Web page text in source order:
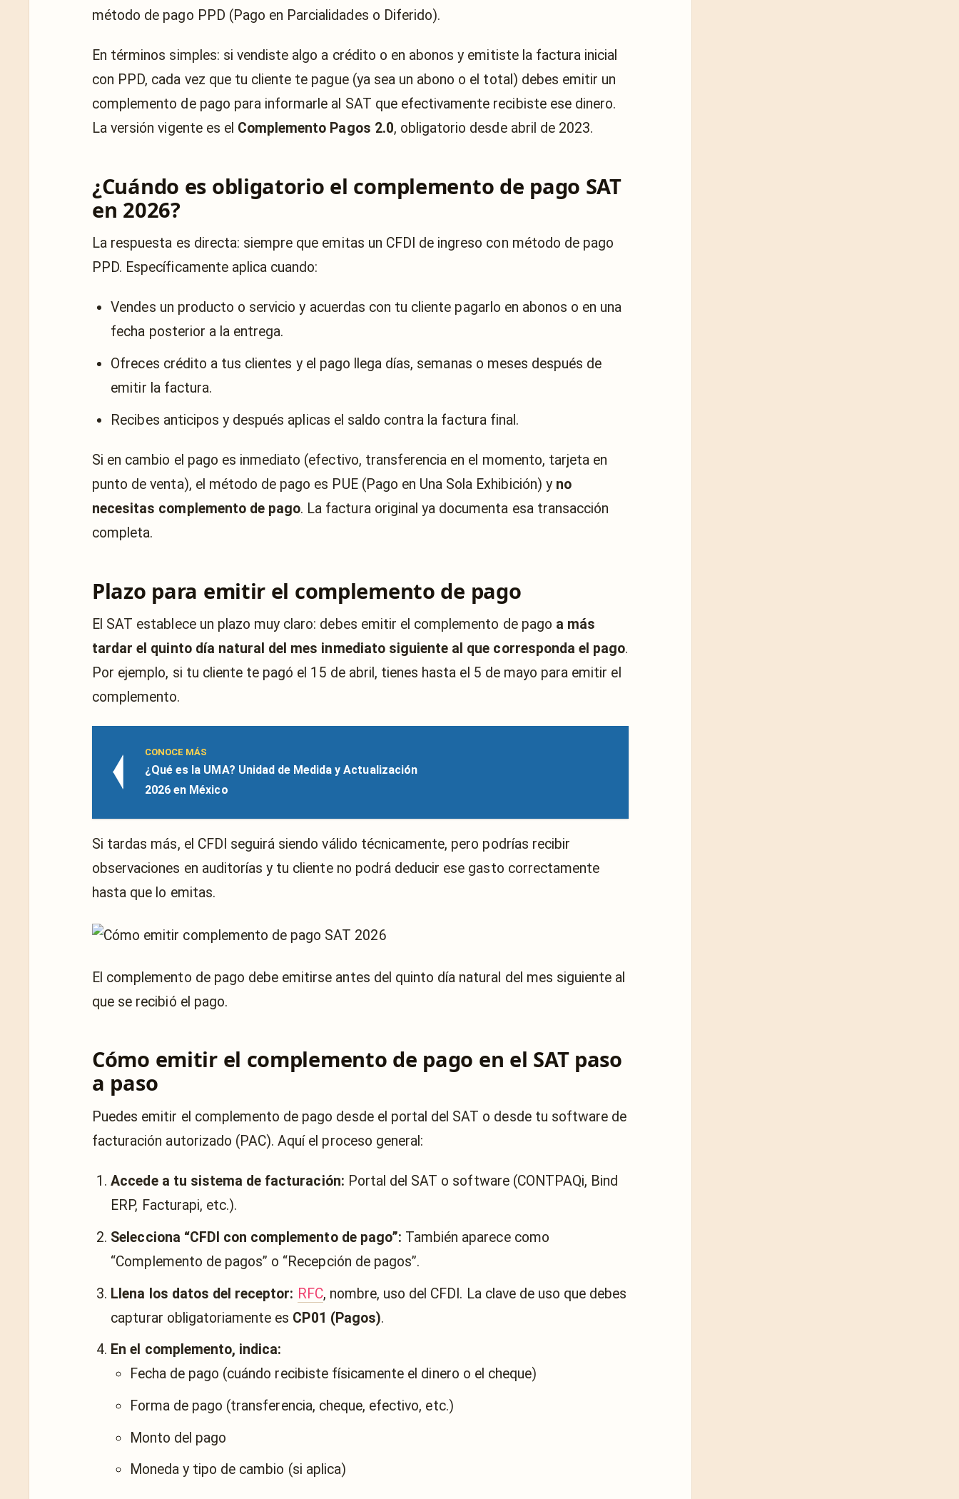
método de pago PPD (Pago en Parcialidades o Diferido).
En términos simples: si vendiste algo a crédito o en abonos y emitiste la factura inicial
con PPD, cada vez que tu cliente te pague (ya sea un abono o el total) debes emitir un
complemento de pago para informarle al SAT que efectivamente recibiste ese dinero.
La versión vigente es el Complemento Pagos 2.0, obligatorio desde abril de 2023.
¿Cuándo es obligatorio el complemento de pago SAT
en 2026?
La respuesta es directa: siempre que emitas un CFDI de ingreso con método de pago
PPD. Específicamente aplica cuando:
Vendes un producto o servicio y acuerdas con tu cliente pagarlo en abonos o en una
fecha posterior a la entrega.
Ofreces crédito a tus clientes y el pago llega días, semanas o meses después de
emitir la factura.
Recibes anticipos y después aplicas el saldo contra la factura final.
Si en cambio el pago es inmediato (efectivo, transferencia en el momento, tarjeta en
punto de venta), el método de pago es PUE (Pago en Una Sola Exhibición) y no
necesitas complemento de pago. La factura original ya documenta esa transacción
completa.
Plazo para emitir el complemento de pago
El SAT establece un plazo muy claro: debes emitir el complemento de pago a más
tardar el quinto día natural del mes inmediato siguiente al que corresponda el pago.
Por ejemplo, si tu cliente te pagó el 15 de abril, tienes hasta el 5 de mayo para emitir el
complemento.
CONOCE MÁS
¿Qué es la UMA? Unidad de Medida y Actualización
2026 en México
Si tardas más, el CFDI seguirá siendo válido técnicamente, pero podrías recibir
observaciones en auditorías y tu cliente no podrá deducir ese gasto correctamente
hasta que lo emitas.
El complemento de pago debe emitirse antes del quinto día natural del mes siguiente al
que se recibió el pago.
Cómo emitir el complemento de pago en el SAT paso
a paso
Puedes emitir el complemento de pago desde el portal del SAT o desde tu software de
facturación autorizado (PAC). Aquí el proceso general:
Accede a tu sistema de facturación: Portal del SAT o software (CONTPAQi, Bind
ERP, Facturapi, etc.).
Selecciona “CFDI con complemento de pago”: También aparece como
“Complemento de pagos” o “Recepción de pagos”.
Llena los datos del receptor: RFC, nombre, uso del CFDI. La clave de uso que debes
capturar obligatoriamente es CP01 (Pagos).
En el complemento, indica:
Fecha de pago (cuándo recibiste físicamente el dinero o el cheque)
Forma de pago (transferencia, cheque, efectivo, etc.)
Monto del pago
Moneda y tipo de cambio (si aplica)